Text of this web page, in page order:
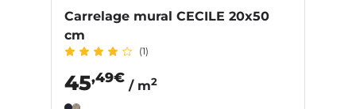
Carrelage mural CECILE 20x50
cm
(1)
45,49€
/ m2